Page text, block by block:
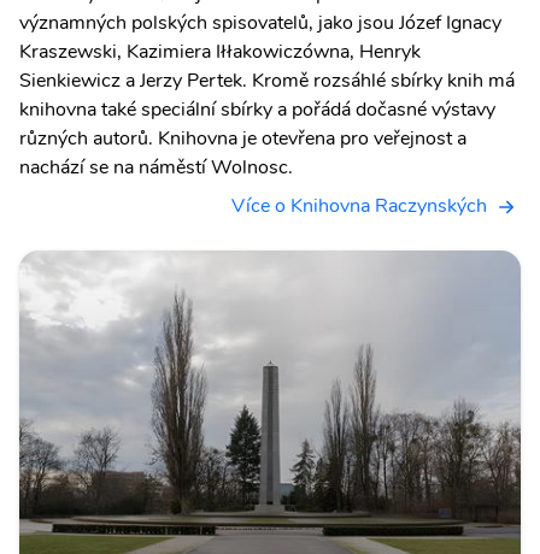
významných polských spisovatelů, jako jsou Józef Ignacy
Kraszewski, Kazimiera Iłłakowiczówna, Henryk
Sienkiewicz a Jerzy Pertek. Kromě rozsáhlé sbírky knih má
knihovna také speciální sbírky a pořádá dočasné výstavy
různých autorů. Knihovna je otevřena pro veřejnost a
nachází se na náměstí Wolnosc.
Více o Knihovna Raczynských